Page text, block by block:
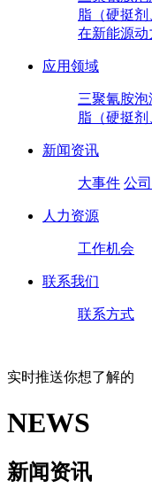
脂（硬挺剂
在新能源动
应用领域
三聚氰胺泡
脂（硬挺剂
新闻资讯
大事件 公
人力资源
工作机会
联系我们
联系方式
实时推送你想了解的
NEWS
新闻资讯